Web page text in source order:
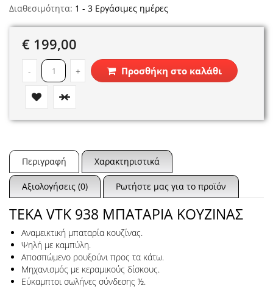
Διαθεσιμότητα: 1 - 3 Εργάσιμες ημέρες
€ 199,00
- + Προσθήκη στο καλάθι
Περιγραφή Χαρακτηριστικά
Αξιολογήσεις (0) Ρωτήστε μας για το προϊόν
TEKA VTK 938 ΜΠΑΤΑΡΙΑ ΚΟΥΖΙΝΑΣ
Αναμεικτική μπαταρία κουζίνας.
Ψηλή με καμπύλη.
Αποσπώμενο ρουξούνι προς τα κάτω.
Μηχανισμός με κεραμικούς δίσκους.
Εύκαμπτοι σωλήνες σύνδεσης ½.